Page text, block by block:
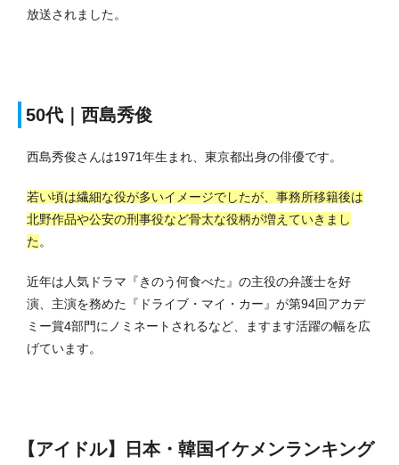
放送されました。
50代｜西島秀俊
西島秀俊さんは1971年生まれ、東京都出身の俳優です。
若い頃は繊細な役が多いイメージでしたが、事務所移籍後は
北野作品や公安の刑事役など骨太な役柄が増えていきまし
た。
近年は人気ドラマ『きのう何食べた』の主役の弁護士を好
演、主演を務めた『ドライブ・マイ・カー』が第94回アカデ
ミー賞4部門にノミネートされるなど、ますます活躍の幅を広
げています。
【アイドル】日本・韓国イケメンランキング